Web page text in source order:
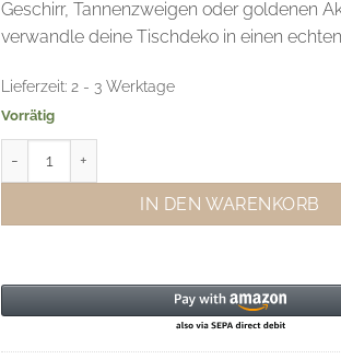
Geschirr, Tannenzweigen oder goldenen
verwandle deine Tischdeko in einen
Lieferzeit: 2 - 3 Werktage
Vorrätig
IN DEN WARENKORB